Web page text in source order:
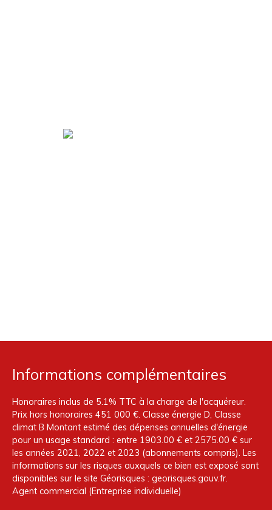
Informations complémentaires
Honoraires inclus de 5.1% TTC à la charge de l'acquéreur.
Prix hors honoraires 451 000 €. Classe énergie D, Classe
climat B Montant estimé des dépenses annuelles d'énergie
pour un usage standard : entre 1903.00 € et 2575.00 € sur
les années 2021, 2022 et 2023 (abonnements compris). Les
informations sur les risques auxquels ce bien est exposé sont
disponibles sur le site Géorisques : georisques.gouv.fr.
Agent commercial (Entreprise individuelle)